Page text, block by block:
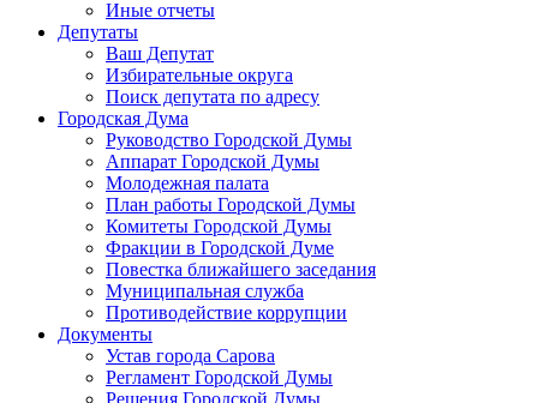
Иные отчеты
Депутаты
Ваш Депутат
Избирательные округа
Поиск депутата по адресу
Городская Дума
Руководство Городской Думы
Аппарат Городской Думы
Молодежная палата
План работы Городской Думы
Комитеты Городской Думы
Фракции в Городской Думе
Повестка ближайшего заседания
Муниципальная служба
Противодействие коррупции
Документы
Устав города Сарова
Регламент Городской Думы
Решения Городской Думы